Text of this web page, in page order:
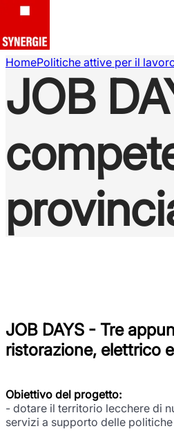
HomePolitiche attive per il
JOB
JOB DAYS - Tre
ristorazione, elettrico
Obiettivo del progetto:
- dotare il territorio lecchere di
servizi a supporto delle